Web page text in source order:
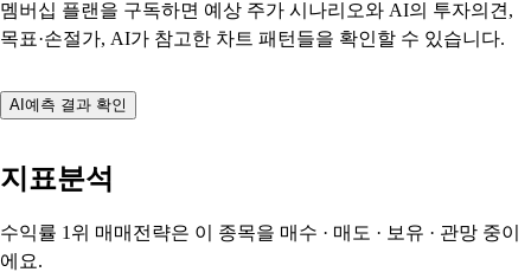
멤버십 플랜을 구독하면 예상 주가 시나리오와 AI의 투자의견,
목표·손절가, AI가 참고한 차트 패턴들을 확인할 수 있습니다.
AI예측 결과 확인
지표분석
수익률 1위 매매전략은 이 종목을 매수 · 매도 · 보유 · 관망 중이
에요.